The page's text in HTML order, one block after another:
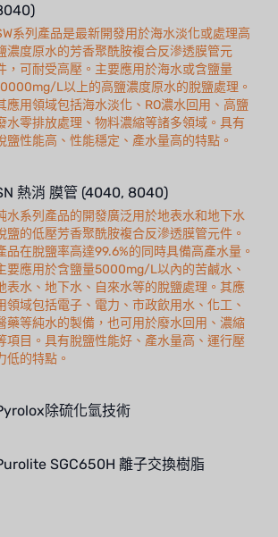
系列產品是最新開發用於海水淡化或處理高
濃度原水的芳香聚酰胺複合反滲透膜管元
，可耐受高壓。主要應用於海水或含鹽量
L以上的高鹽濃度原水的脫鹽處理。
應用領域包括海水淡化、RO濃水回用、高鹽
水零排放處理、物料濃縮等諸多領域。具有
鹽性能高、性能穩定、產水量高的特點。
熱消 膜管 (4040, 8040)
水系列產品的開發廣泛用於地表水和地下水
鹽的低壓芳香聚酰胺複合反滲透膜管元件。
品在脫鹽率高達99.6%的同時具備高產水量。
要應用於含鹽量5000mg/L以內的苦鹹水、
表水、地下水、自來水等的脫鹽處理。其應
領域包括電子、電力、市政飲用水、化工、
藥等純水的製備，也可用於廢水回用、濃縮
項目。具有脫鹽性能好、產水量高、運行壓
低的特點。
除硫化氫技術
SGC650H 離子交換樹脂